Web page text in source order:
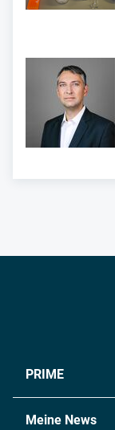
PRIME
Meine News